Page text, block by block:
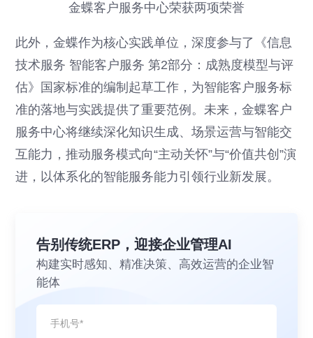
金蝶客户服务中心荣获两项荣誉
此外，金蝶作为核心实践单位，深度参与了《信息
技术服务 智能客户服务 第2部分：成熟度模型与评
估》国家标准的编制起草工作，为智能客户服务标
准的落地与实践提供了重要范例。未来，金蝶客户
服务中心将继续深化知识生成、场景运营与智能交
互能力，推动服务模式向“主动关怀”与“价值共创”演
进，以体系化的智能服务能力引领行业新发展。
告别传统ERP，迎接企业管理AI
构建实时感知、精准决策、高效运营的企业智
能体